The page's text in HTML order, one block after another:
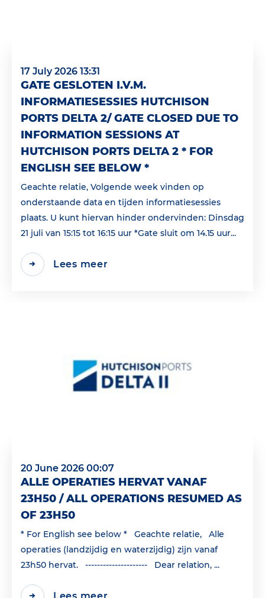
17 July 2026 13:31
GATE GESLOTEN I.V.M.
INFORMATIESESSIES HUTCHISON
PORTS DELTA 2/ GATE CLOSED DUE TO
INFORMATION SESSIONS AT
HUTCHISON PORTS DELTA 2 * FOR
ENGLISH SEE BELOW *
Geachte relatie, Volgende week vinden op
onderstaande data en tijden informatiesessies
plaats. U kunt hiervan hinder ondervinden: Dinsdag
21 juli van 15:15 tot 16:15 uur *Gate sluit om 14.15 uur...
Lees meer
20 June 2026 00:07
ALLE OPERATIES HERVAT VANAF
23H50 / ALL OPERATIONS RESUMED AS
OF 23H50
* For English see below * Geachte relatie, Alle
operaties (landzijdig en waterzijdig) zijn vanaf
23h50 hervat. --------------------- Dear relation, ...